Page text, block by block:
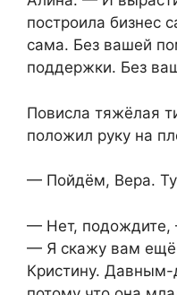
построила бизнес
сама. Без вашей
поддержки. Без
Повисла тяжёлая
положил руку на
— Пойдём, Вера.
— Нет, подождите,
— Я скажу вам ещё
Кристину.